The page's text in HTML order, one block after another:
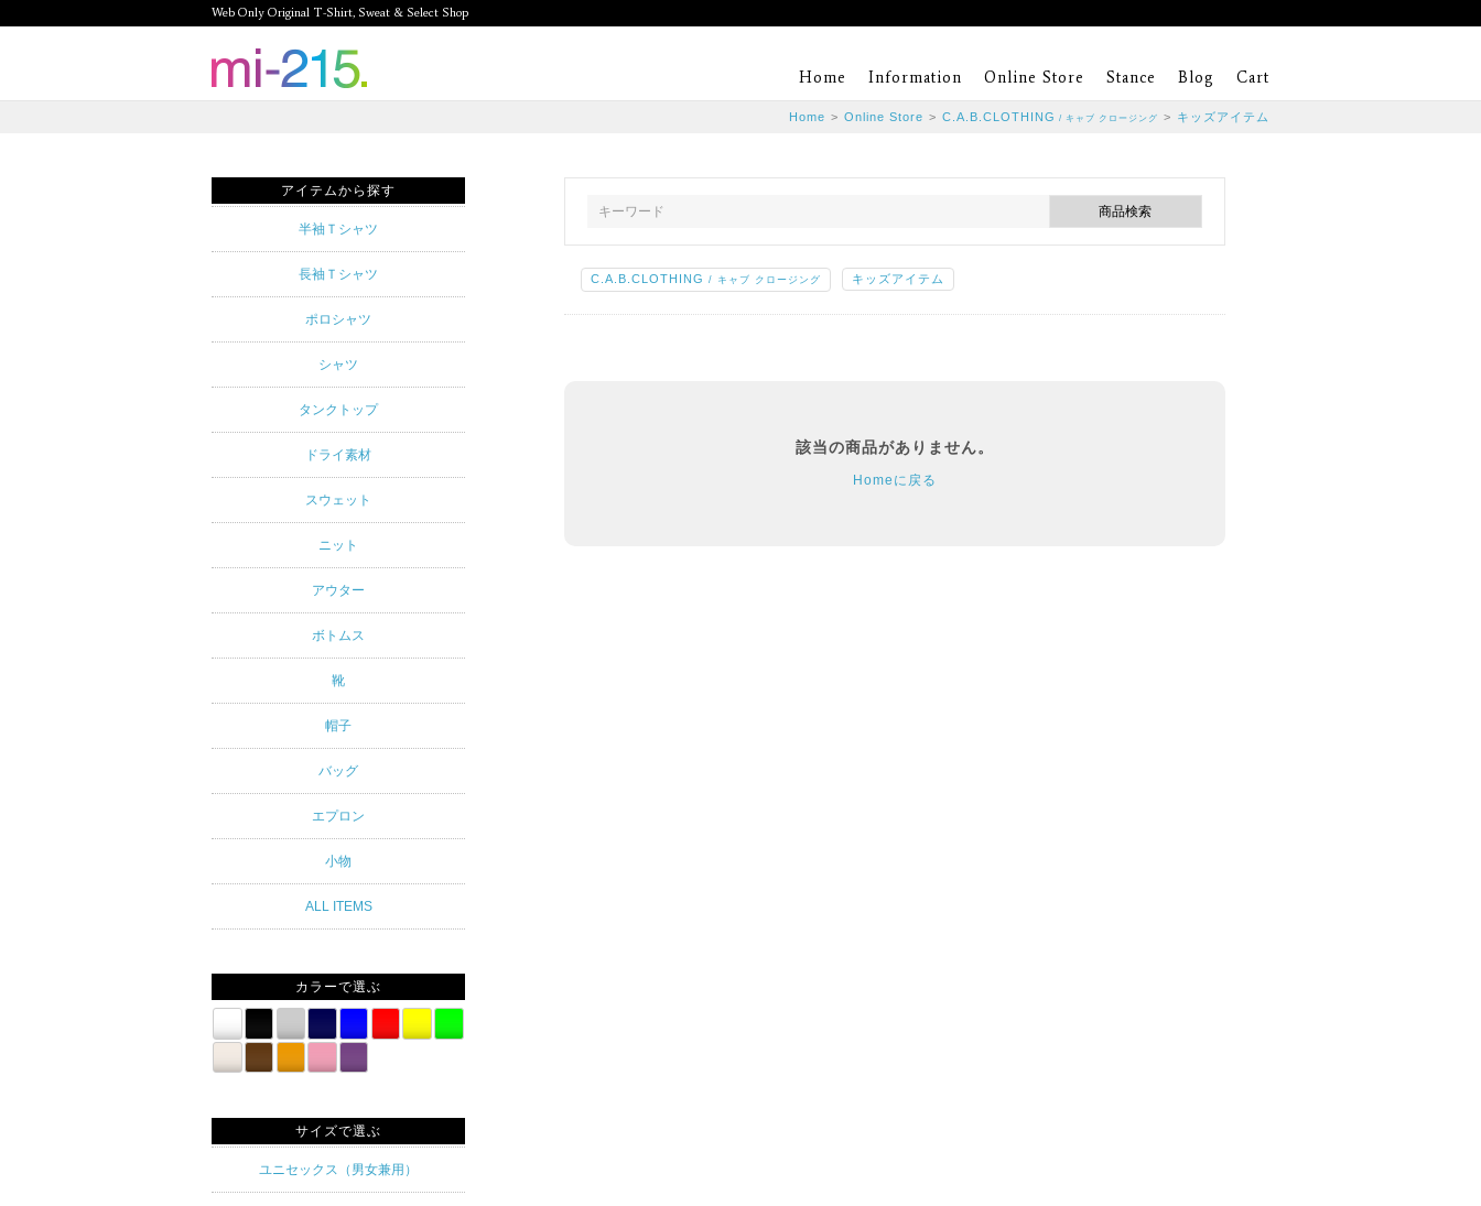
Web Only Original T-Shirt, Sweat & Select Shop
mi-215.
Original T-
Sweat &
Select
Shop mi-
215. Tシャ
ツを中心と
したカジュ
アルスタイ
ルブランド
専門通販
Home Information Online Store Stance Blog Cart
Home > Online Store > C.A.B.CLOTHING / キャブ クロージング > キッズアイテム
C.A.B.CLOTHING / キャブ クロージング キッズアイテム
該当の商品がありません。
Homeに戻る
アイテムから探す
半袖Ｔシャツ
長袖Ｔシャツ
ポロシャツ
シャツ
タンクトップ
ドライ素材
スウェット
ニット
アウター
ボトムス
靴
帽子
バッグ
エプロン
小物
ALL ITEMS
カラーで選ぶ
サイズで選ぶ
ユニセックス（男女兼用）